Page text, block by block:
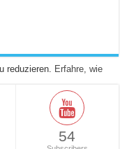
reduzieren. Erfahre, wie
54